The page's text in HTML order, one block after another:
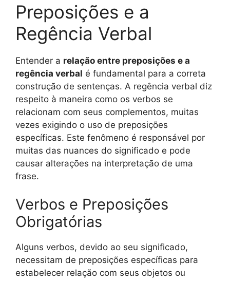
Preposições e a
Regência Verbal
Entender a relação entre preposições e a
regência verbal é fundamental para a correta
construção de sentenças. A regência verbal diz
respeito à maneira como os verbos se
relacionam com seus complementos, muitas
vezes exigindo o uso de preposições
específicas. Este fenômeno é responsável por
muitas das nuances do significado e pode
causar alterações na interpretação de uma
frase.
Verbos e Preposições
Obrigatórias
Alguns verbos, devido ao seu significado,
necessitam de preposições específicas para
estabelecer relação com seus objetos ou